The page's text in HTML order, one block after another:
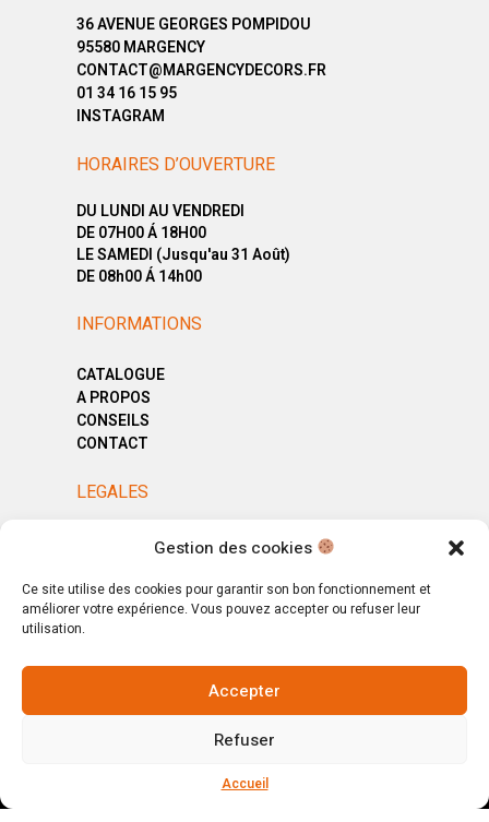
Gestion des cookies
Ce site utilise des cookies pour garantir son bon fonctionnement et
améliorer votre expérience. Vous pouvez accepter ou refuser leur
utilisation.
Accepter
Refuser
Accueil
36 AVENUE GEORGES POMPIDOU
95580 MARGENCY
CONTACT@MARGENCYDECORS.FR
01 34 16 15 95
INSTAGRAM
HORAIRES D’OUVERTURE
DU LUNDI AU VENDREDI
DE 07H00 Á 18H00
LE SAMEDI (Jusqu'au 31 Août)
DE 08h00 Á 14h00
INFORMATIONS
CATALOGUE
A PROPOS
CONSEILS
CONTACT
LEGALES
MENTIONS LÉGALES
CGV
© Copyright 2025. All Rights Reserved.
Votre magasin, votre intérieur.